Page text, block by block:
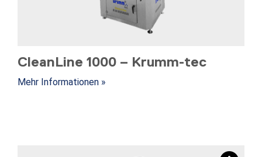
CleanLine 1000 – Krumm-tec
Mehr Informationen »